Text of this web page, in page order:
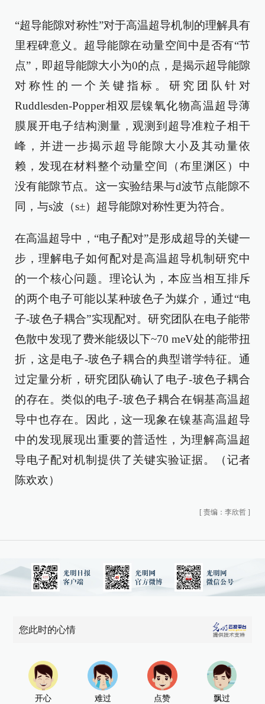
“超导能隙对称性”对于高温超导机制的理解具有
里程碑意义。超导能隙在动量空间中是否有“节
点”，即超导能隙大小为0的点，是揭示超导能隙
对称性的一个关键指标。研究团队针对
Ruddlesden-Popper相双层镍氧化物高温超导薄
膜展开电子结构测量，观测到超导准粒子相干
峰，并进一步揭示超导能隙大小及其动量依
赖，发现在材料整个动量空间（布里渊区）中
没有能隙节点。这一实验结果与d波节点能隙不
同，与s波（s±）超导能隙对称性更为符合。
在高温超导中，“电子配对”是形成超导的关键一
步，理解电子如何配对是高温超导机制研究中
的一个核心问题。理论认为，本应当相互排斥
的两个电子可能以某种玻色子为媒介，通过“电
子-玻色子耦合”实现配对。研究团队在电子能带
色散中发现了费米能级以下~70 meV处的能带扭
折，这是电子-玻色子耦合的典型谱学特征。通
过定量分析，研究团队确认了电子-玻色子耦合
的存在。类似的电子-玻色子耦合在铜基高温超
导中也存在。因此，这一现象在镍基高温超导
中的发现展现出重要的普适性，为理解高温超
导电子配对机制提供了关键实验证据。（记者
陈欢欢）
[ 责编：李欣哲 ]
您此时的心情
开心 难过 点赞 飘过